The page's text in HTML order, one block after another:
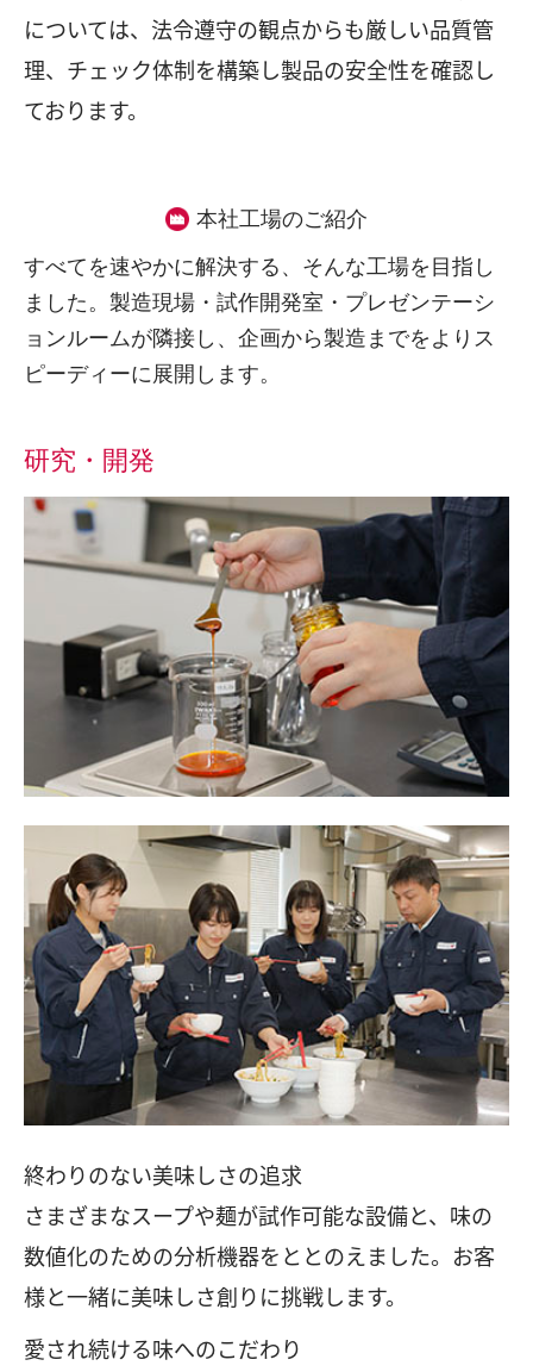
については、法令遵守の観点からも厳しい品質管
理、チェック体制を構築し製品の安全性を確認し
ております。
本社工場のご紹介
すべてを速やかに解決する、そんな工場を目指し
ました。製造現場・試作開発室・プレゼンテーシ
ョンルームが隣接し、企画から製造までをよりス
ピーディーに展開します。
研究・開発
終わりのない美味しさの追求
さまざまなスープや麺が試作可能な設備と、味の
数値化のための分析機器をととのえました。お客
様と一緒に美味しさ創りに挑戦します。
愛され続ける味へのこだわり